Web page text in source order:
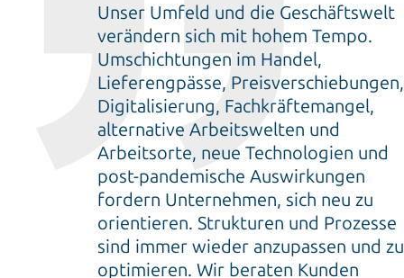
Unser Umfeld und die Geschäftswelt
verändern sich mit hohem Tempo.
Umschichtungen im Handel,
Lieferengpässe, Preisverschiebungen,
Digitalisierung, Fachkräftemangel,
alternative Arbeitswelten und
Arbeitsorte, neue Technologien und
post-pandemische Auswirkungen
fordern Unternehmen, sich neu zu
orientieren. Strukturen und Prozesse
sind immer wieder anzupassen und zu
optimieren. Wir beraten Kunden